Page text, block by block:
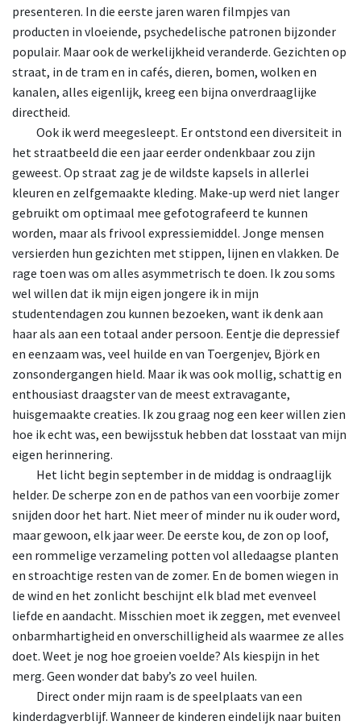
presenteren. In die eerste jaren waren filmpjes van
producten in vloeiende, psychedelische patronen bijzonder
populair. Maar ook de werkelijkheid veranderde. Gezichten op
straat, in de tram en in cafés, dieren, bomen, wolken en
kanalen, alles eigenlijk, kreeg een bijna onverdraaglijke
directheid.
Ook ik werd meegesleept. Er ontstond een diversiteit in
het straatbeeld die een jaar eerder ondenkbaar zou zijn
geweest. Op straat zag je de wildste kapsels in allerlei
kleuren en zelfgemaakte kleding. Make-up werd niet langer
gebruikt om optimaal mee gefotografeerd te kunnen
worden, maar als frivool expressiemiddel. Jonge mensen
versierden hun gezichten met stippen, lijnen en vlakken. De
rage toen was om alles asymmetrisch te doen. Ik zou soms
wel willen dat ik mijn eigen jongere ik in mijn
studentendagen zou kunnen bezoeken, want ik denk aan
haar als aan een totaal ander persoon. Eentje die depressief
en eenzaam was, veel huilde en van Toergenjev, Björk en
zonsondergangen hield. Maar ik was ook mollig, schattig en
enthousiast draagster van de meest extravagante,
huisgemaakte creaties. Ik zou graag nog een keer willen zien
hoe ik echt was, een bewijsstuk hebben dat losstaat van mijn
eigen herinnering.
Het licht begin september in de middag is ondraaglijk
helder. De scherpe zon en de pathos van een voorbije zomer
snijden door het hart. Niet meer of minder nu ik ouder word,
maar gewoon, elk jaar weer. De eerste kou, de zon op loof,
een rommelige verzameling potten vol alledaagse planten
en stroachtige resten van de zomer. En de bomen wiegen in
de wind en het zonlicht beschijnt elk blad met evenveel
liefde en aandacht. Misschien moet ik zeggen, met evenveel
onbarmhartigheid en onverschilligheid als waarmee ze alles
doet. Weet je nog hoe groeien voelde? Als kiespijn in het
merg. Geen wonder dat baby’s zo veel huilen.
Directonder mijn raam is de speelplaats van een
kinderdagverblijf. Wanneer de kinderen eindelijk naar buiten